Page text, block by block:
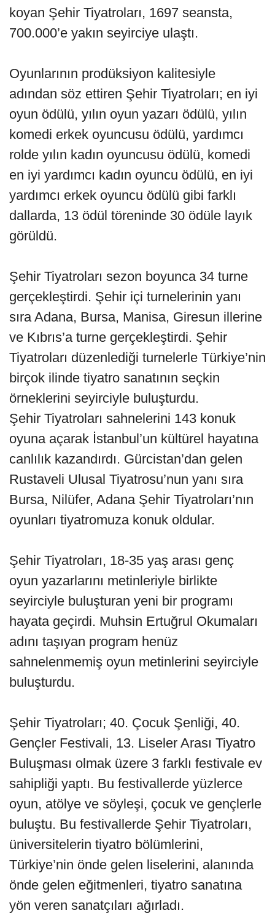
koyan Şehir Tiyatroları, 1697 seansta,
700.000’e yakın seyirciye ulaştı.
Oyunlarının prodüksiyon kalitesiyle
adından söz ettiren Şehir Tiyatroları; en iyi
oyun ödülü, yılın oyun yazarı ödülü, yılın
komedi erkek oyuncusu ödülü, yardımcı
rolde yılın kadın oyuncusu ödülü, komedi
en iyi yardımcı kadın oyuncu ödülü, en iyi
yardımcı erkek oyuncu ödülü gibi farklı
dallarda, 13 ödül töreninde 30 ödüle layık
görüldü.
Şehir Tiyatroları sezon boyunca 34 turne
gerçekleştirdi. Şehir içi turnelerinin yanı
sıra Adana, Bursa, Manisa, Giresun illerine
ve Kıbrıs’a turne gerçekleştirdi. Şehir
Tiyatroları düzenlediği turnelerle Türkiye’nin
birçok ilinde tiyatro sanatının seçkin
örneklerini seyirciyle buluşturdu.
Şehir Tiyatroları sahnelerini 143 konuk
oyuna açarak İstanbul’un kültürel hayatına
canlılık kazandırdı. Gürcistan’dan gelen
Rustaveli Ulusal Tiyatrosu’nun yanı sıra
Bursa, Nilüfer, Adana Şehir Tiyatroları’nın
oyunları tiyatromuza konuk oldular.
Şehir Tiyatroları, 18-35 yaş arası genç
oyun yazarlarını metinleriyle birlikte
seyirciyle buluşturan yeni bir programı
hayata geçirdi. Muhsin Ertuğrul Okumaları
adını taşıyan program henüz
sahnelenmemiş oyun metinlerini seyirciyle
buluşturdu.
Şehir Tiyatroları; 40. Çocuk Şenliği, 40.
Gençler Festivali, 13. Liseler Arası Tiyatro
Buluşması olmak üzere 3 farklı festivale ev
sahipliği yaptı. Bu festivallerde yüzlerce
oyun, atölye ve söyleşi, çocuk ve gençlerle
buluştu. Bu festivallerde Şehir Tiyatroları,
üniversitelerin tiyatro bölümlerini,
Türkiye’nin önde gelen liselerini, alanında
önde gelen eğitmenleri, tiyatro sanatına
yön veren sanatçıları ağırladı.